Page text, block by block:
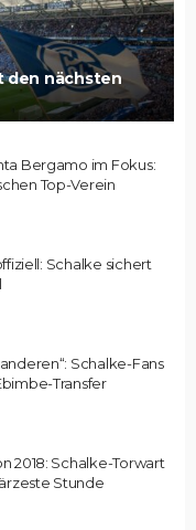
den nächsten
Bergamo im Fokus:
Top-Verein
Schalke sichert
Schalke-Fans
Transfer
2018: Schalke-Torwart
Stunde